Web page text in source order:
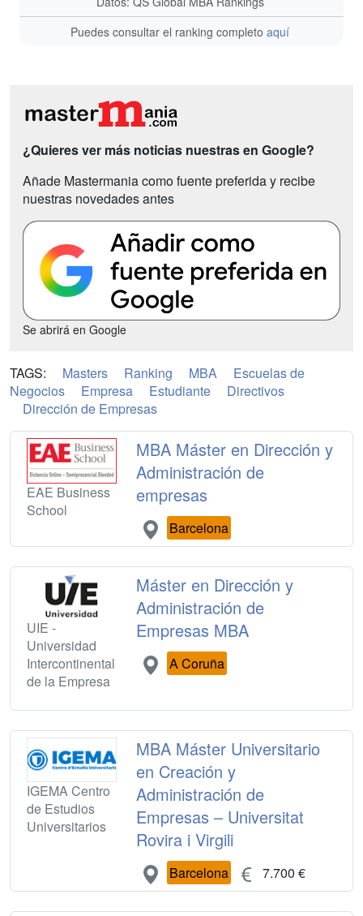
Puedes consultar el ranking completo aquí
¿Quieres ver más noticias nuestras en Google?
Añade Mastermania como fuente preferida y recibe
nuestras novedades antes
Se abrirá en Google
TAGS: Masters Ranking MBA
Escuelas de
Negocios
Empresa Estudiante
Directivos
Dirección de Empresas
EAE Business
School
MBA Máster en Dirección y
Administración de
empresas
Barcelona
UIE -
Universidad
Intercontinental
de la Empresa
Máster en Dirección y
Administración de
Empresas MBA
A Coruña
IGEMA Centro
de Estudios
Universitarios
MBA Máster Universitario
en Creación y
Administración de
Empresas – Universitat
Rovira i Virgili
Barcelona 7.700 €